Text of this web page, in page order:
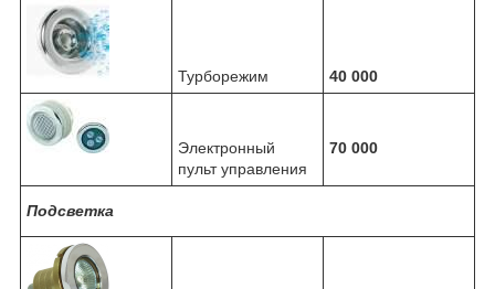
Турборежим 40 000
Электронный
пульт управления
70 000
Подсветка